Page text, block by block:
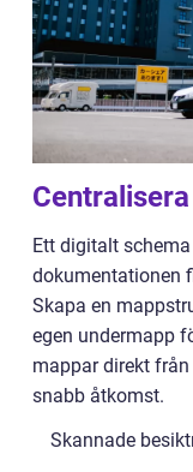
Ett digitalt
dokumentationen
Skapa en
egen undermapp
mappar direkt
snabb åtkomst.
Skannade